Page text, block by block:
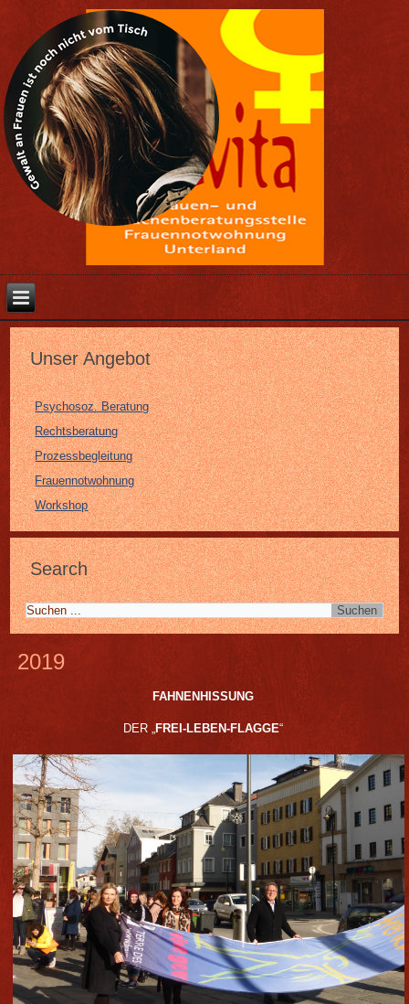
Unser Angebot
Psychosoz. Beratung
Rechtsberatung
Prozessbegleitung
Frauennotwohnung
Workshop
Search
2019
FAHNENHISSUNG
DER „FREI-LEBEN-FLAGGE“